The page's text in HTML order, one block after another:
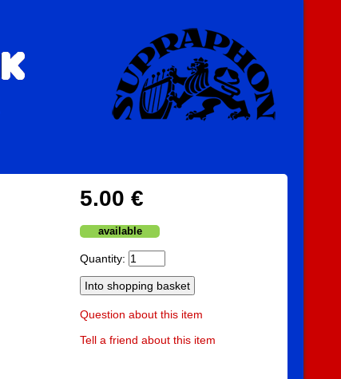
5.00 €
available
Quantity:
Question about this item
Tell a friend about this item